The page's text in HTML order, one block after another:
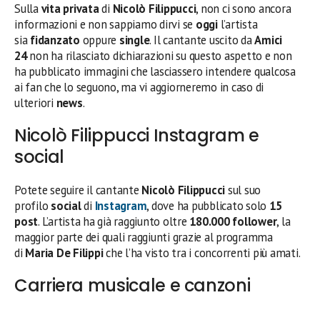
Sullavita privatadi Nicolò Filippucci, non ci sono ancora
informazioni e non sappiamo dirvi se oggi l’artista
siafidanzato oppure single. Il cantante uscito daAmici
24non ha rilasciato dichiarazioni su questo aspetto e non
ha pubblicato immagini che lasciassero intendere qualcosa
ai fan che lo seguono, ma vi aggiorneremo in caso di
ulteriori news.
Nicolò Filippucci Instagram e
social
Potete seguire il cantante Nicolò Filippuccisul suo
profilo socialdi Instagram, dove ha pubblicato solo 15
post. L’artista ha già raggiunto oltre 180.000 follower, la
maggior parte dei quali raggiunti grazie al programma
di Maria De Filippiche l’ha visto tra i concorrenti più amati.
Carriera musicale e canzoni